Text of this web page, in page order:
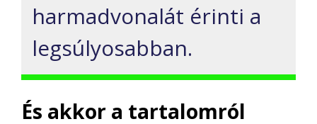
harmadvonalát érinti a
legsúlyosabban.
És akkor a tartalomról